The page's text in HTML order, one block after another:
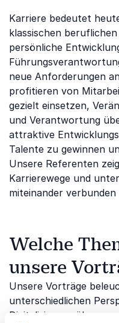
Karriere bedeutet
klassischen
persönliche
neue Anforderungen
profitieren von
gezielt einsetzen,
und Verantwortung
attraktive
Talente zu gewinnen
Unsere Referenten
Karrierewege und
miteinander
Welche
unsere
Unsere Vorträge
unterschiedlichen
Digitalisierung über